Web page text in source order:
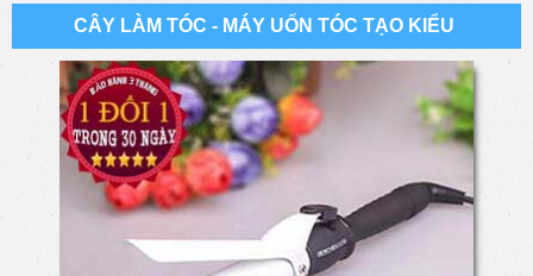
CÂY LÀM TÓC - MÁY UỐN TÓC TẠO KIỂU